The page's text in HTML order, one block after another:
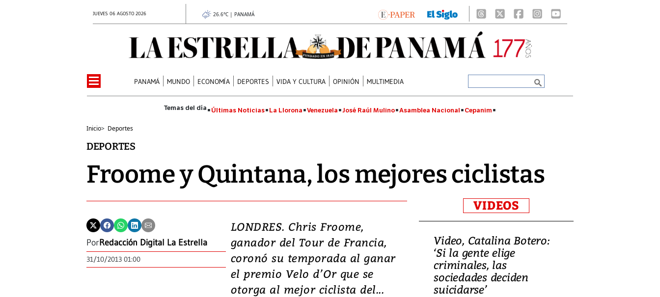
JUEVES 06 AGOSTO 2026 26.6°C | PANAMÁ
PANAMÁ MUNDO ECONOMÍA DEPORTES VIDA Y CULTURA OPINIÓN MULTIMEDIA
Últimas Noticias La Llorona Venezuela José Raúl Mulino Asamblea Nacional Cepanim
Inicio> Deportes
DEPORTES
Froome y Quintana, los mejores ciclistas
PorRedacción Digital La Estrella
31/10/2013 01:00
LONDRES. Chris Froome,
ganador del Tour de Francia,
coronó su temporada al ganar
el premio Velo d’Or que se
otorga al mejor ciclista del...
VIDEOS
Video, Japón: Terremoto
deja heridos y graves
daños en Kumamoto
Video, Catalina Botero:
‘Si la gente elige
criminales, las
sociedades deciden
suicidarse’